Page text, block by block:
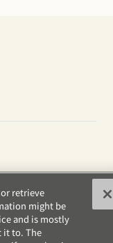
retrieve
might be
and is mostly
it to. The